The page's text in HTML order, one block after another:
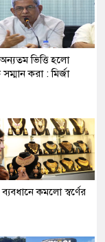
অন্যতম ভিত্তি হলো
করা : মির্জা
কমলো স্বর্ণের